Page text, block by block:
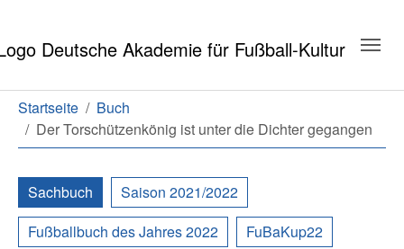
Sie sind hier:
Startseite
Buch
Der Torschützenkönig ist unter die Dichter gegangen
Sachbuch
Saison 2021/2022
Fußballbuch des Jahres 2022
FuBaKup22